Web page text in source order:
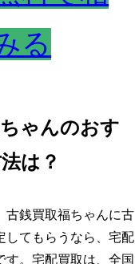
る
ゃんのおす
は？
古銭買取福ちゃんに古
してもらうなら、宅配
す。宅配買取は、全国